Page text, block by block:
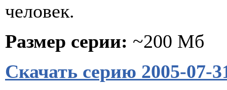
человек.
Размер серии: ~200 Мб
Скачать серию 2005-07-